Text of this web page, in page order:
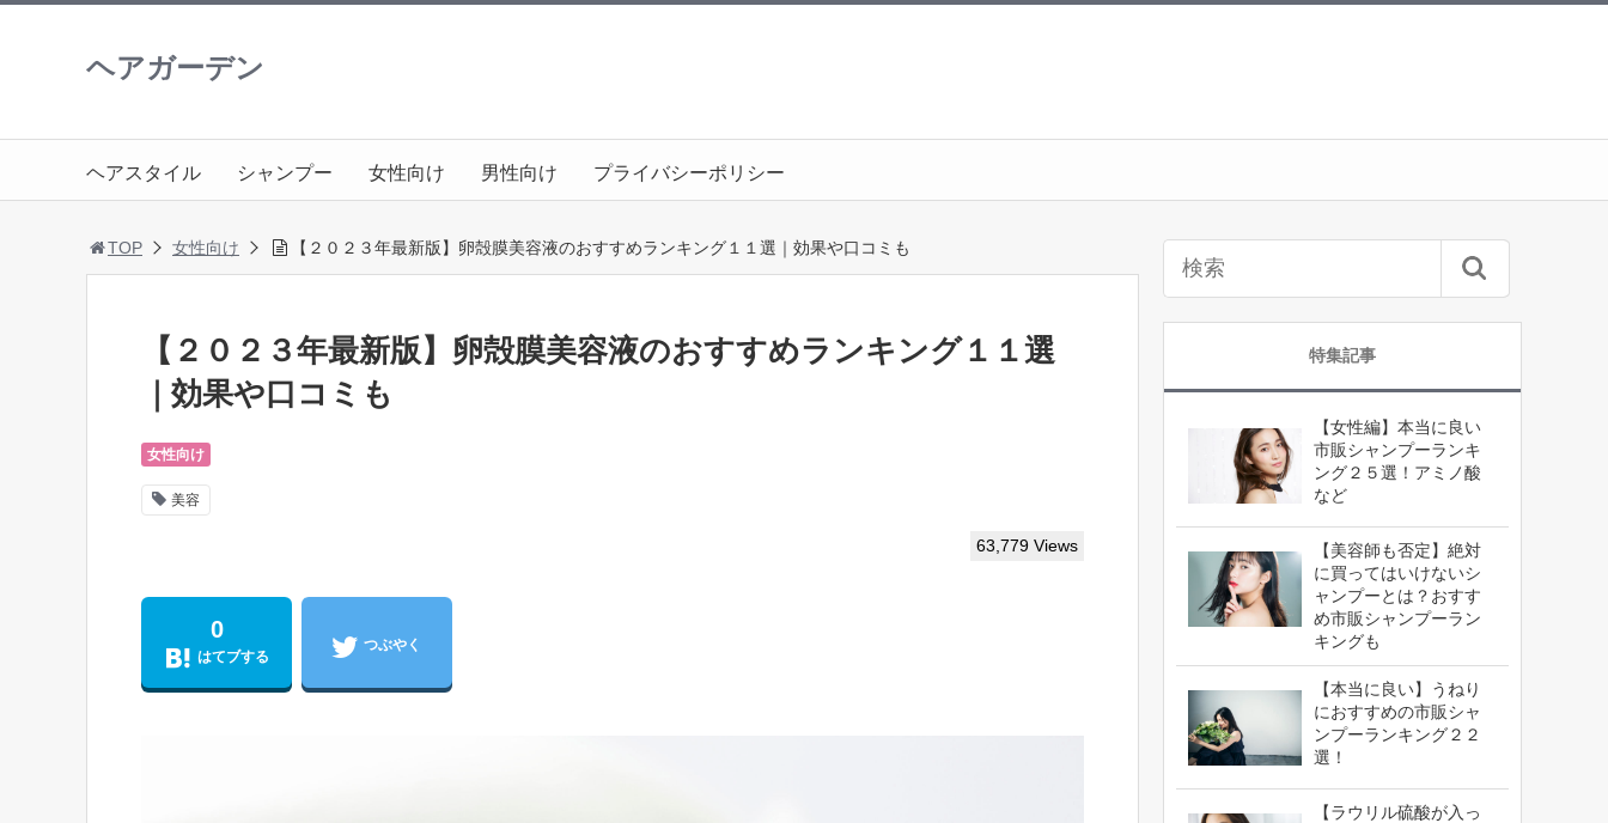
ヘアガーデン
ヘアスタイル シャンプー 女性向け 男性向け プライバシーポリシー
TOP 女性向け 【２０２３年最新版】卵殻膜美容液のおすすめランキング１１選｜効果や口コミも
【２０２３年最新版】卵殻膜美容液のおすすめランキング１１選
｜効果や口コミも
女性向け
美容
63,779 Views
0
はてブする
つぶやく
特集記事
【女性編】本当に良い
市販シャンプーランキ
ング２５選！アミノ酸
など
【美容師も否定】絶対
に買ってはいけないシ
ャンプーとは？おすす
め市販シャンプーラン
キングも
【本当に良い】うねり
におすすめの市販シャ
ンプーランキング２２
選！
【ラウリル硫酸が入っ